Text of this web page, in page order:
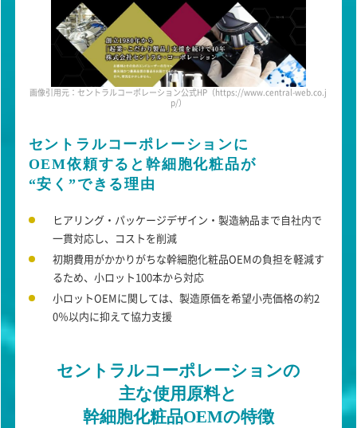
画像引用元：セントラルコーポレーション公式HP（https://www.central-web.co.j
p/）
セントラルコーポレーションに
OEM依頼すると幹細胞化粧品が
“安く”できる理由
ヒアリング・パッケージデザイン・製造納品まで自社内で
一貫対応し、 コストを削減
初期費用がかかりがちな幹細胞化粧品OEMの負担を軽減す
るため、 小ロット100本から対応
小ロットOEMに関しては、製造原価を希望小売価格の約2
0％以内に抑えて協力支援
セントラルコーポレーションの
主な使用原料と
幹細胞化粧品OEMの特徴